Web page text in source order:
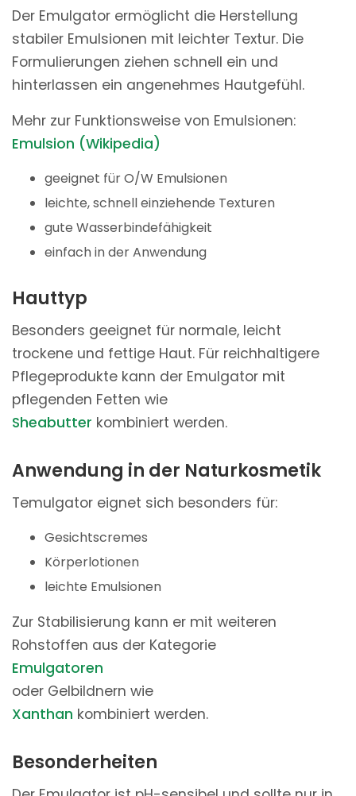
Der Emulgator ermöglicht die Herstellung
stabiler Emulsionen mit leichter Textur. Die
Formulierungen ziehen schnell ein und
hinterlassen ein angenehmes Hautgefühl.
Mehr zur Funktionsweise von Emulsionen:
Emulsion (Wikipedia)
geeignet für O/W Emulsionen
leichte, schnell einziehende Texturen
gute Wasserbindefähigkeit
einfach in der Anwendung
Hauttyp
Besonders geeignet für normale, leicht
trockene und fettige Haut. Für reichhaltigere
Pflegeprodukte kann der Emulgator mit
pflegenden Fetten wie
Sheabutter kombiniert werden.
Anwendung in der Naturkosmetik
Temulgator eignet sich besonders für:
Gesichtscremes
Körperlotionen
leichte Emulsionen
Zur Stabilisierung kann er mit weiteren
Rohstoffen aus der Kategorie
Emulgatoren
oder Gelbildnern wie
Xanthan kombiniert werden.
Besonderheiten